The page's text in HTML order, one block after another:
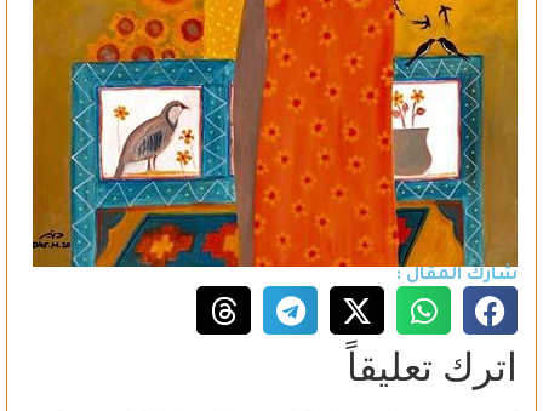
شارك المقال :
اترك تعليقاً